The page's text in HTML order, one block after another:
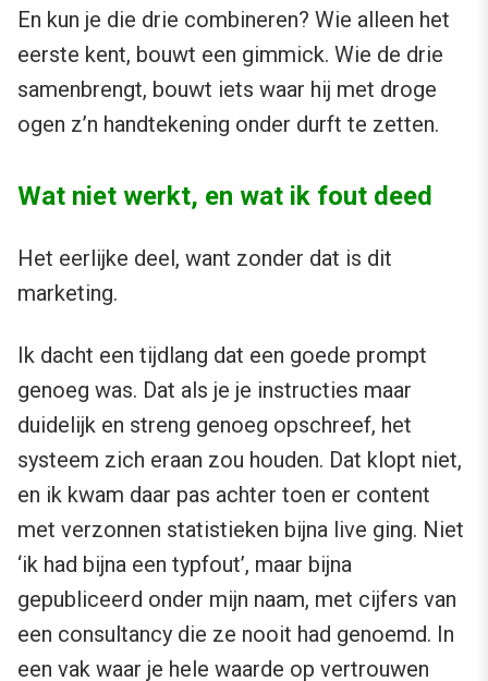
En kun je die drie combineren? Wie alleen het
eerste kent, bouwt een gimmick. Wie de drie
samenbrengt, bouwt iets waar hij met droge
ogen z’n handtekening onder durft te zetten.
Wat niet werkt, en wat ik fout deed
Het eerlijke deel, want zonder dat is dit
marketing.
Ik dacht een tijdlang dat een goede prompt
genoeg was. Dat als je je instructies maar
duidelijk en streng genoeg opschreef, het
systeem zich eraan zou houden. Dat klopt niet,
en ik kwam daar pas achter toen er content
met verzonnen statistieken bijna live ging. Niet
‘ik had bijna een typfout’, maar bijna
gepubliceerd onder mijn naam, met cijfers van
een consultancy die ze nooit had genoemd. In
een vak waar je hele waarde op vertrouwen